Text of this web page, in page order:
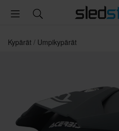
Kypärät Umpikypärät